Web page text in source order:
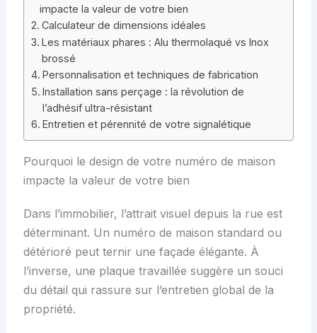
impacte la valeur de votre bien
Calculateur de dimensions idéales
Les matériaux phares : Alu thermolaqué vs Inox
brossé
Personnalisation et techniques de fabrication
Installation sans perçage : la révolution de
l’adhésif ultra-résistant
Entretien et pérennité de votre signalétique
Pourquoi le design de votre numéro de maison
impacte la valeur de votre bien
Dans l’immobilier, l’attrait visuel depuis la rue est
déterminant. Un numéro de maison standard ou
détérioré peut ternir une façade élégante. À
l’inverse, une plaque travaillée suggère un souci
du détail qui rassure sur l’entretien global de la
propriété.